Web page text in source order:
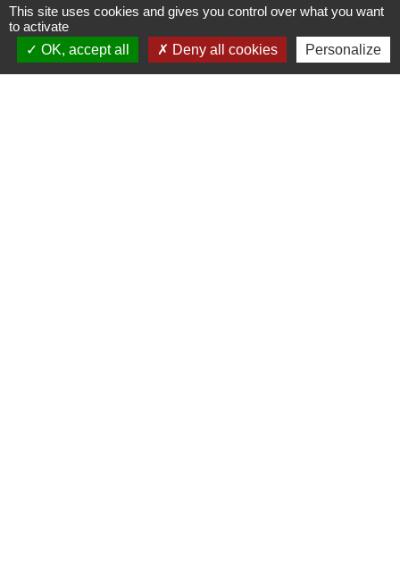
This site uses cookies and gives you control over what you want
to activate
OK, accept all
Deny all cookies Personalize